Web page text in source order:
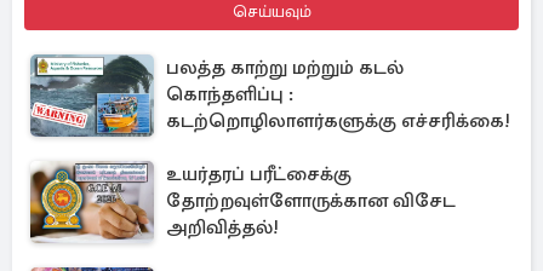
செய்யவும்
பலத்த காற்று மற்றும் கடல்
கொந்தளிப்பு :
கடற்றொழிலாளர்களுக்கு எச்சரிக்கை!
உயர்தரப் பரீட்சைக்கு
தோற்றவுள்ளோருக்கான விசேட
அறிவித்தல்!